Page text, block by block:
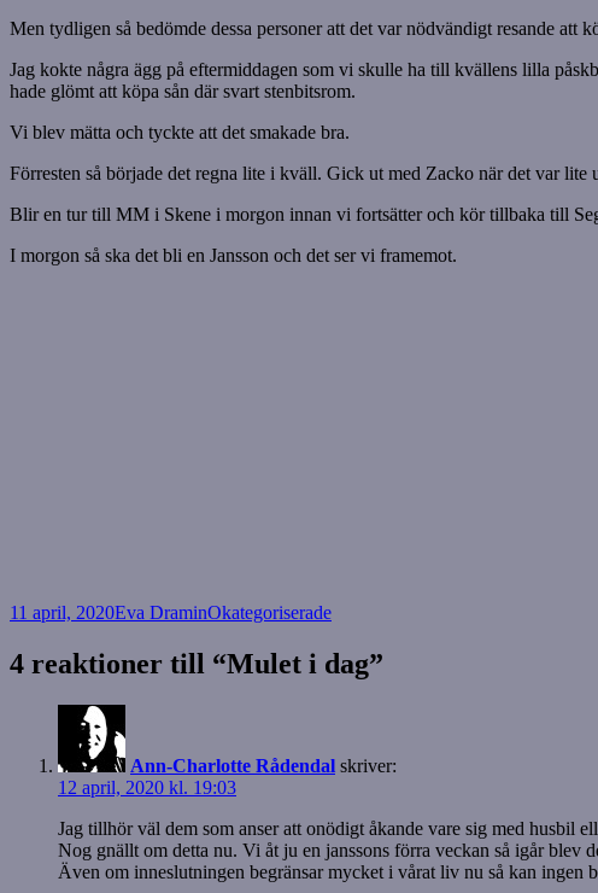
Men tydligen så bedömde dessa personer att det var nödvändigt resande att
Jag kokte några ägg på eftermiddagen som vi skulle ha till kvällens lilla
hade glömt att köpa sån där svart stenbitsrom.
Vi blev mätta och tyckte att det smakade bra.
Förresten så började det regna lite i kväll. Gick ut med Zacko när det var lite
Blir en tur till MM i Skene i morgon innan vi fortsätter och kör tillbaka till
I morgon så ska det bli en Jansson och det ser vi framemot.
Postat
11 april, 2020Författare
Eva DraminKategorier
Okategoriserade
4 reaktioner till “Mulet i dag”
Ann-Charlotte Rådendal skriver:
12 april, 2020 kl. 19:03
Jag tillhör väl dem som anser att onödigt åkande vare sig med husbil
Nog gnällt om detta nu. Vi åt ju en janssons förra veckan så igår blev
Även om inneslutningen begränsar mycket i vårat liv nu så kan ingen